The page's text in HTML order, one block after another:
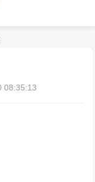
08:35:13